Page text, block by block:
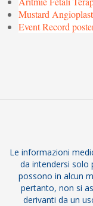
Mustard
Event Record
Le informazioni
da intendersi solo
possono in alcun
pertanto, non si
derivanti da un